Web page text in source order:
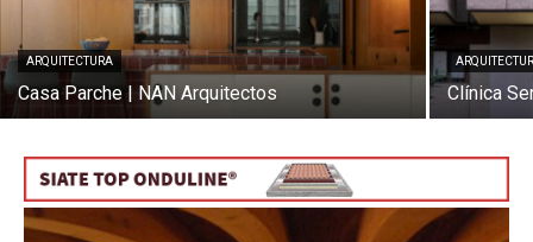
ARQUITECTURA
Casa Parche | NAN Arquitectos Clínica